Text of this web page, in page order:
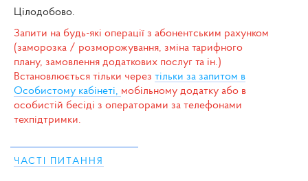
Цілодобово.
Запити на будь-які операції з абонентським рахунком
(заморозка / розморожування, зміна тарифного
плану, замовлення додаткових послуг та ін.)
Встановлюється тільки через тільки за запитом в
Особистому кабінеті, мобільному додатку або в
особистій бесіді з операторами за телефонами
техпідтримки.
ЧАСТІ ПИТАННЯ